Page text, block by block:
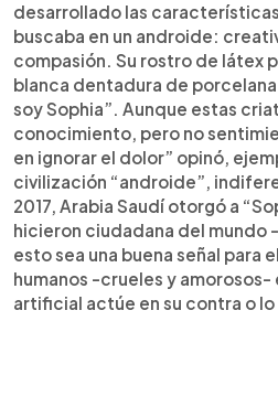
desarrollado las
buscaba en un androide:
compasión. Su rostro de látex
blanca dentadura de
soy Sophia”. Aunque estas
conocimiento, pero no
en ignorar el dolor” opinó,
civilización “androide”,
2017, Arabia Saudí otorgó a
hicieron ciudadana del mundo
esto sea una buena señal para
humanos -crueles y
artificial actúe en su contra o